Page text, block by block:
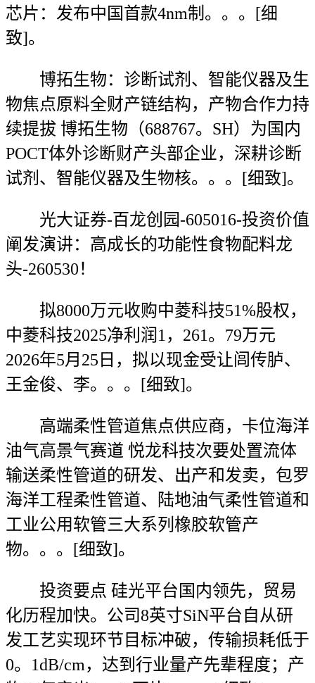
芯片：发布中国首款4nm制。。。[细
致]。
博拓生物：诊断试剂、智能仪器及生
物焦点原料全财产链结构，产物合作力持
续提拔 博拓生物（688767。SH）为国内
POCT体外诊断财产头部企业，深耕诊断
试剂、智能仪器及生物核。。。[细致]。
光大证券-百龙创园-605016-投资价值
阐发演讲：高成长的功能性食物配料龙
头-260530！
拟8000万元收购中菱科技51%股权，
中菱科技2025净利润1，261。79万元
2026年5月25日，拟以现金受让闾传胪、
王金俊、李。。。[细致]。
高端柔性管道焦点供应商，卡位海洋
油气高景气赛道 悦龙科技次要处置流体
输送柔性管道的研发、出产和发卖，包罗
海洋工程柔性管道、陆地油气柔性管道和
工业公用软管三大系列橡胶软管产
物。。。[细致]。
投资要点 硅光平台国内领先，贸易
化历程加快。公司8英寸SiN平台自从研
发工艺实现环节目标冲破，传输损耗低于
0。1dB/cm，达到行业量产先辈程度；产